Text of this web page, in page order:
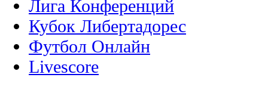
Лига Конференций
Кубок Либертадорес
Футбол Онлайн
Livescore